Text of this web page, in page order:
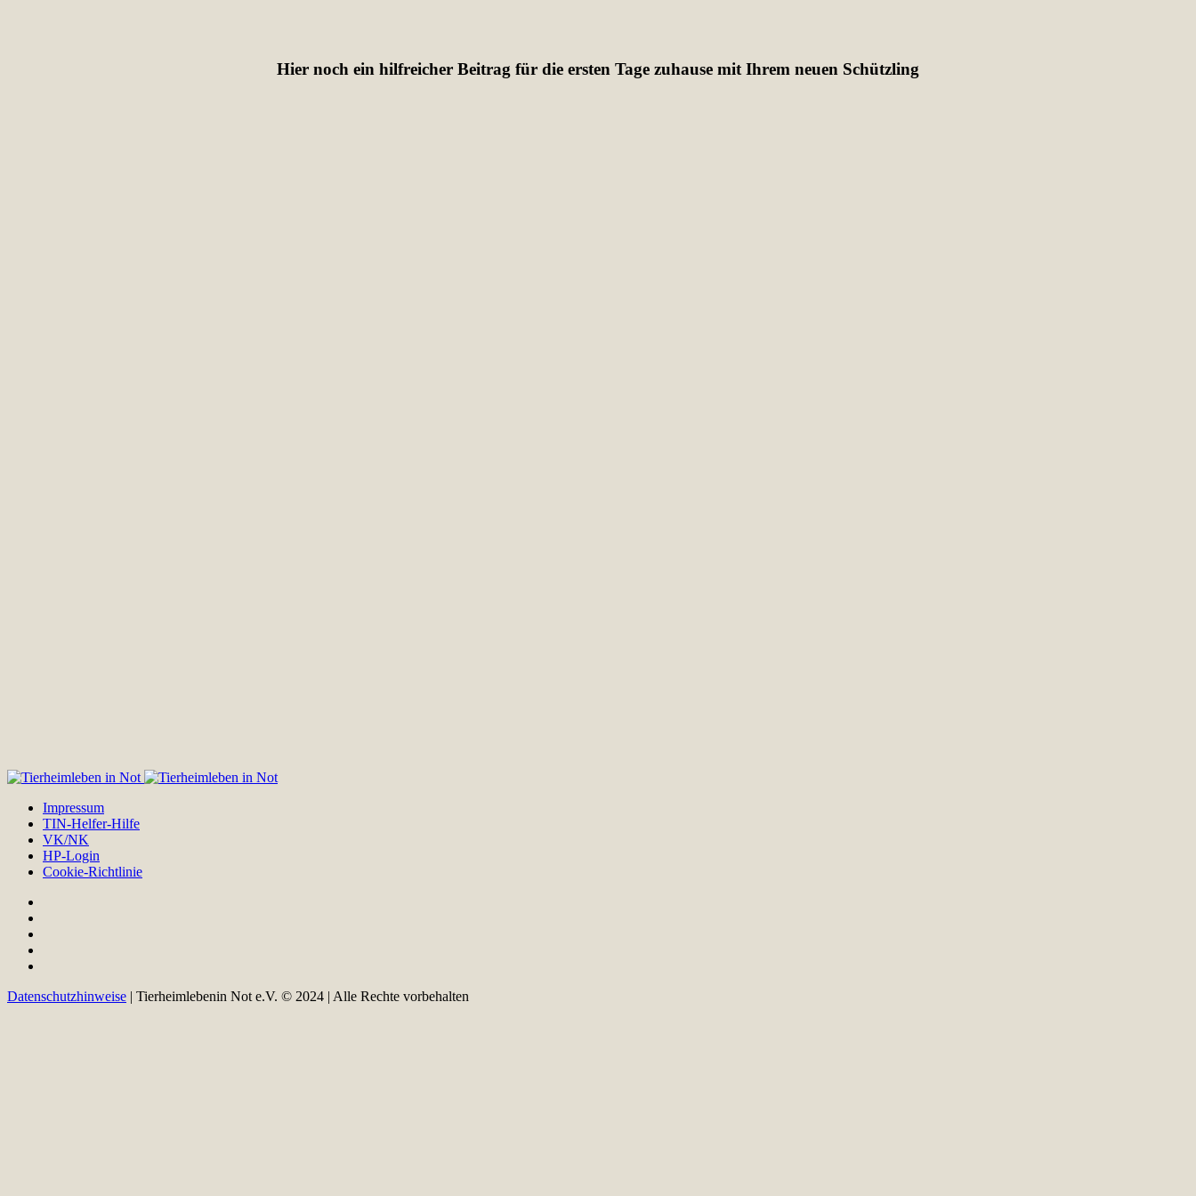
Hier noch ein hilfreicher Beitrag für die ersten Tage zuhause mit Ihrem neuen Schützling
Impressum
TIN-Helfer-Hilfe
VK/NK
HP-Login
Cookie-Richtlinie
Datenschutzhinweise | Tierheimlebenin Not e.V. © 2024 | Alle Rechte vorbehalten